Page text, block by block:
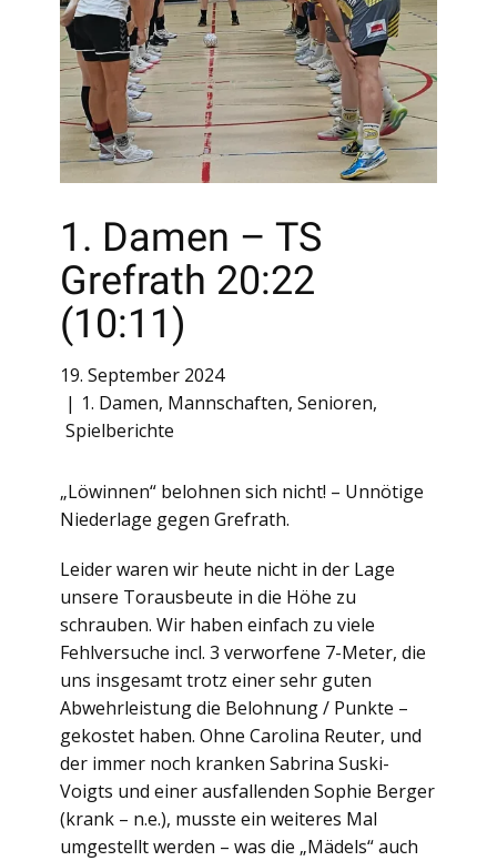
1. Damen – TS
Grefrath 20:22
(10:11)
19. September 2024
1. Damen, Mannschaften, Senioren,
Spielberichte
„Löwinnen“ belohnen sich nicht! – Unnötige
Niederlage gegen Grefrath.
Leider waren wir heute nicht in der Lage
unsere Torausbeute in die Höhe zu
schrauben. Wir haben einfach zu viele
Fehlversuche incl. 3 verworfene 7-Meter, die
uns insgesamt trotz einer sehr guten
Abwehrleistung die Belohnung / Punkte –
gekostet haben. Ohne Carolina Reuter, und
der immer noch kranken Sabrina Suski-
Voigts und einer ausfallenden Sophie Berger
(krank – n.e.), musste ein weiteres Mal
umgestellt werden – was die „Mädels“ auch